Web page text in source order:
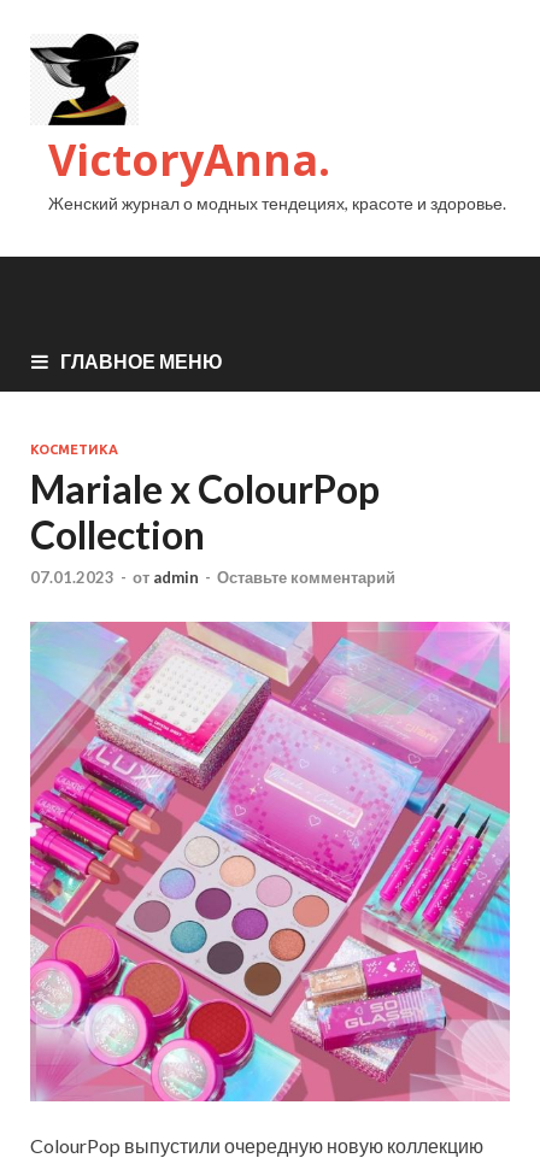
VictoryAnna.
Женский журнал о модных тендециях, красоте и здоровье.
ГЛАВНОЕ МЕНЮ
КОСМЕТИКА
Mariale x ColourPop
Collection
07.01.2023 - от admin - Оставьте комментарий
ColourPop выпустили очередную новую коллекцию